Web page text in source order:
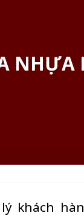
NHỰA
lý khách